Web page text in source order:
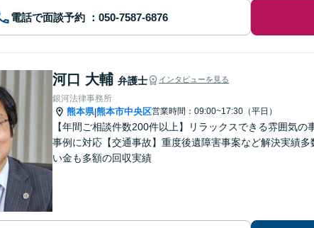
電話で面談予約
河口 大輔 弁護士 インタビューを見る
銀河法律事務所
熊本県|熊本市中央区営業時間：09:00~17:30（平日）
【年間ご相談件数200件以上】リラックスできる雰囲気
事例に対応【交通事故】重度後遺障害事案など解決実績
い金も多額の回収実績